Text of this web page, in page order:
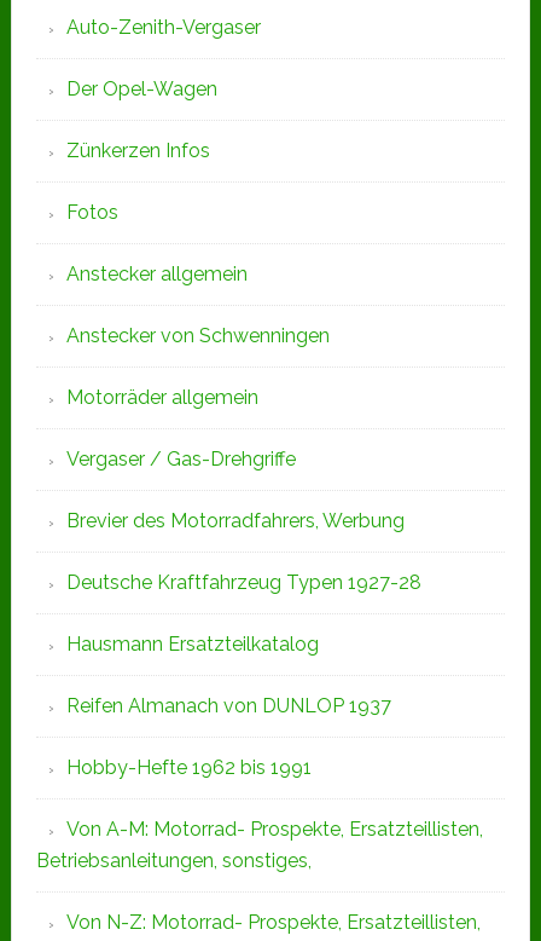
Auto-Zenith-Vergaser
Der Opel-Wagen
Zünkerzen Infos
Fotos
Anstecker allgemein
Anstecker von Schwenningen
Motorräder allgemein
Vergaser / Gas-Drehgriffe
Brevier des Motorradfahrers, Werbung
Deutsche Kraftfahrzeug Typen 1927-28
Hausmann Ersatzteilkatalog
Reifen Almanach von DUNLOP 1937
Hobby-Hefte 1962 bis 1991
Von A-M: Motorrad- Prospekte, Ersatzteillisten,
Betriebsanleitungen, sonstiges,
Von N-Z: Motorrad- Prospekte, Ersatzteillisten,